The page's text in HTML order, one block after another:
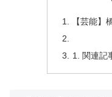
【芸能】
関連記